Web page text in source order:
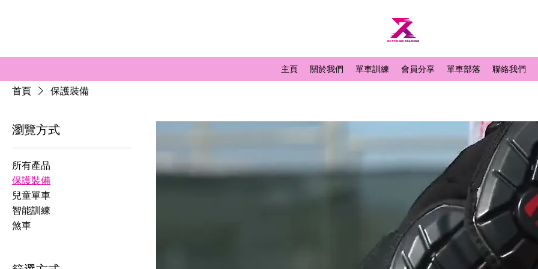
主頁 關於我們 單車訓練 會員分享 單車部落 聯絡我們
首頁 保護裝備
瀏覽方式
所有產品
保護裝備
兒童單車
智能訓練
煞車